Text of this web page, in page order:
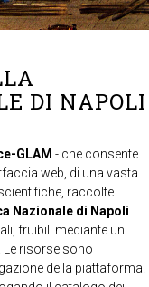
DI NAPOLI
GLAM - che consente
web, di una vasta
raccolte
Nazionale di Napoli
fruibili mediante un
Le risorse sono
della piattaforma.